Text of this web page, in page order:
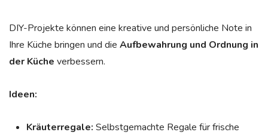
DIY-Projekte können eine kreative und persönliche Note in
Ihre Küche bringen und die Aufbewahrung und Ordnung in
der Küche verbessern.
Ideen:
Kräuterregale: Selbstgemachte Regale für frische